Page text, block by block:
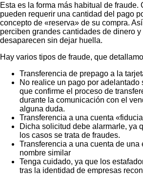
Esta es la forma más habitual de fraude.
pueden requerir una cantidad del pago
concepto de «reserva» de su compra.
perciben grandes cantidades de dinero
desaparecen sin dejar huella.
Hay varios tipos de fraude, que
Transferencia de prepago a la
No realice un pago por adelantado
que confirme el proceso de
durante la comunicación con el
alguna duda.
Transferencia a una cuenta
Dicha solicitud debe alarmarle, ya
los casos se trata de fraudes.
Transferencia a una cuenta de una
nombre similar
Tenga cuidado, ya que los
tras la identidad de empresas